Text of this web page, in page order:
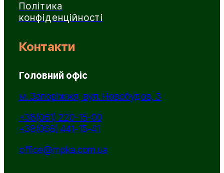
Політика
конфіденційності
Контакти
Головний офіс
м. Запоріжжя, вул. Новобудов, 3
+38(061) 220-15-00
+38(098) 441-15-41
office@mpka.com.ua